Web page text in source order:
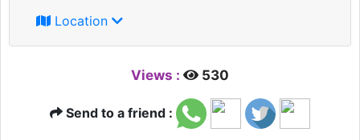
Location
Views : 530
Send to a friend :